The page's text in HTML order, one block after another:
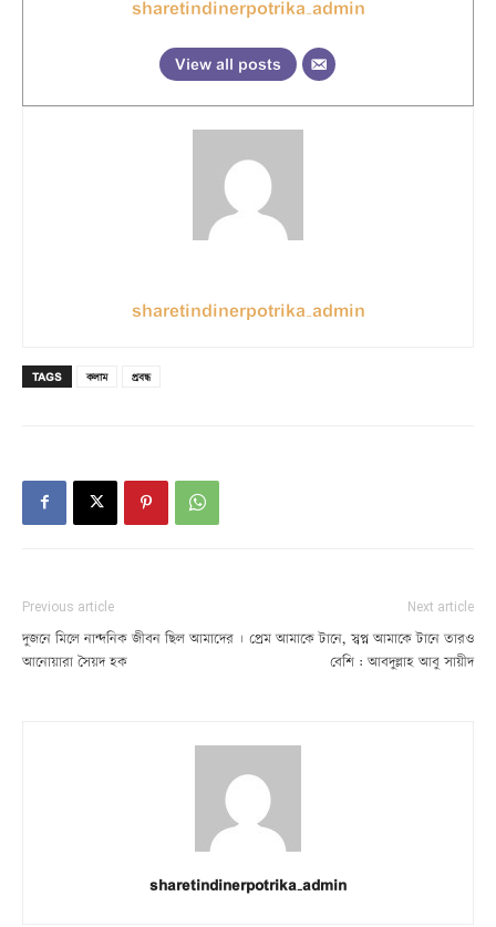
sharetindinerpotrika_admin
View all posts
sharetindinerpotrika_admin
TAGS কলাম প্রবন্ধ
Previous article
দুজনে মিলে নান্দনিক জীবন ছিল আমাদের |
আনোয়ারা সৈয়দ হক
Next article
প্রেম আমাকে টানে, স্বপ্ন আমাকে টানে তারও
বেশি : আবদুল্লাহ আবু সায়ীদ
sharetindinerpotrika_admin